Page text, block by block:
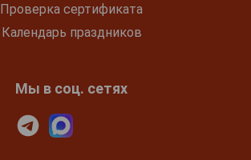
Проверка сертификата
Календарь праздников
Мы в соц. сетях